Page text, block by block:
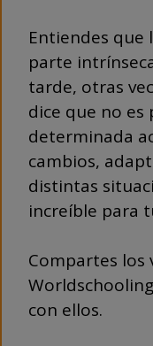
Entiendes que
parte
tarde, otras
dice que no es
determinada
cambios,
distintas
increíble para
Compartes los
con ellos.